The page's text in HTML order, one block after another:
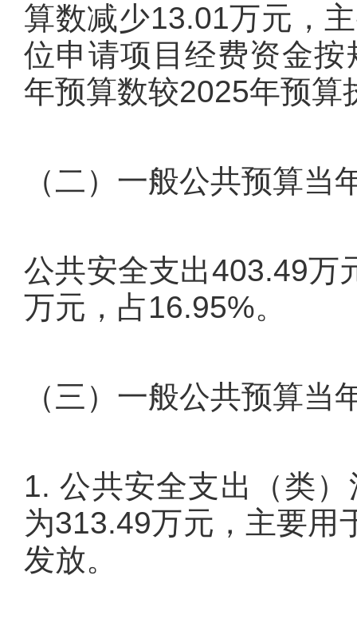
算数减少13.01万元，
位申请项目经费资金
年预算数较2025年预算
（二）一般公共预算当
公共安全支出403.49万
万元，占16.95%。
（三）一般公共预算当
1. 公共安全支出（类
为313.49万元，主要用
发放。